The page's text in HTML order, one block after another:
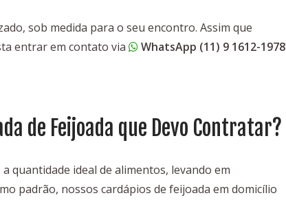
sob medida para o seu encontro. Assim que
entrar em contato via
WhatsApp (11) 9 1612-1978
de Feijoada que Devo Contratar?
quantidade ideal de alimentos, levando em
padrão, nossos cardápios de feijoada em domicílio